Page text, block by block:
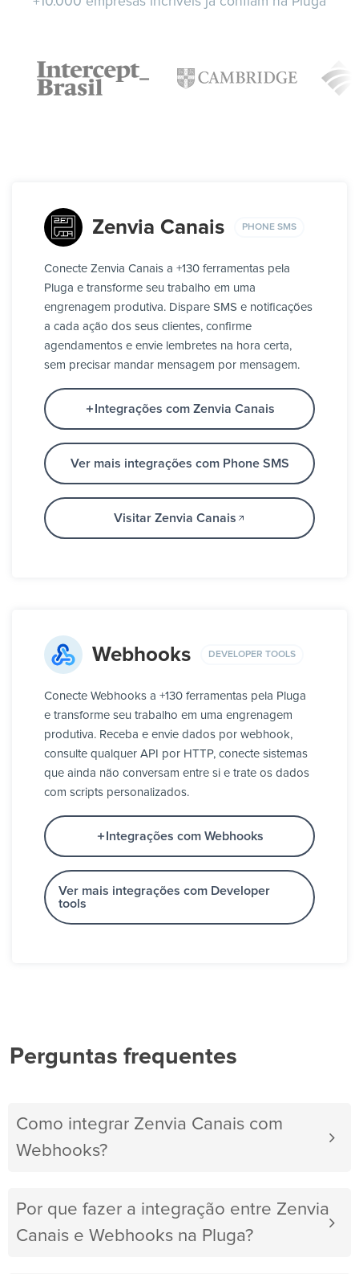
Zenvia Canais PHONE SMS
Conecte Zenvia Canais a +130 ferramentas pela
Pluga e transforme seu trabalho em uma
engrenagem produtiva. Dispare SMS e notificações
a cada ação dos seus clientes, confirme
agendamentos e envie lembretes na hora certa,
sem precisar mandar mensagem por mensagem.
Integrações com Zenvia Canais
Ver mais integrações com Phone SMS
Visitar Zenvia Canais
Webhooks DEVELOPER TOOLS
Conecte Webhooks a +130 ferramentas pela Pluga
e transforme seu trabalho em uma engrenagem
produtiva. Receba e envie dados por webhook,
consulte qualquer API por HTTP, conecte sistemas
que ainda não conversam entre si e trate os dados
com scripts personalizados.
Integrações com Webhooks
Ver mais integrações com Developer
tools
Perguntas frequentes
Como integrar Zenvia Canais com
Webhooks?
Por que fazer a integração entre Zenvia
Canais e Webhooks na Pluga?